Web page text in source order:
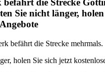
befährt die Strecke
Sie nicht länger, holen
befährt die Strecke mehrmals.
holen Sie sich jetzt